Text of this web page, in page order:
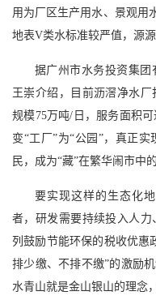
用为厂区生产用水、景观用
地表V类水标准较严值，源
据广州市水务投资集团
王崇介绍，目前沥滘净水
规模75万吨/日，服务面积可
变“工厂”为“公园”，真正
民，成为“藏”在繁华闹市中
要实现这样的生态化
者，研发需要持续投入人
列鼓励节能环保的税收优惠
排少缴、不排不缴”的激励
水青山就是金山银山的理念